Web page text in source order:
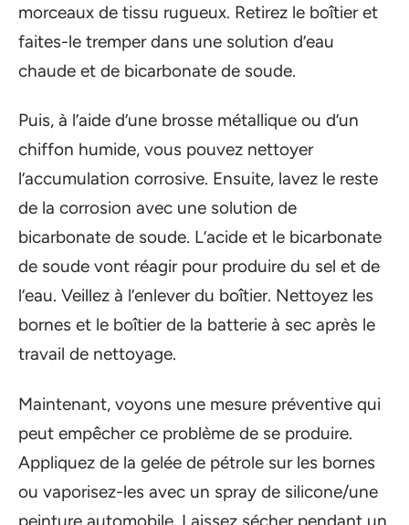
morceaux de tissu rugueux. Retirez le boîtier et
faites-le tremper dans une solution d’eau
chaude et de bicarbonate de soude.
Puis, à l’aide d’une brosse métallique ou d’un
chiffon humide, vous pouvez nettoyer
l’accumulation corrosive. Ensuite, lavez le reste
de la corrosion avec une solution de
bicarbonate de soude. L’acide et le bicarbonate
de soude vont réagir pour produire du sel et de
l’eau. Veillez à l’enlever du boîtier. Nettoyez les
bornes et le boîtier de la batterie à sec après le
travail de nettoyage.
Maintenant, voyons une mesure préventive qui
peut empêcher ce problème de se produire.
Appliquez de la gelée de pétrole sur les bornes
ou vaporisez-les avec un spray de silicone/une